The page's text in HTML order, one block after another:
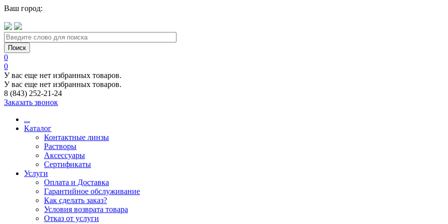
Ваш город:
0
0
У вас еще нет избранных товаров.
У вас еще нет избранных товаров.
8 (843) 252-21-24
Заказать звонок
...
Каталог
Контактные линзы
Растворы
Аксессуары
Сертификаты
Услуги
Оплата и Доставка
Гарантийное обслуживание
Как сделать заказ?
Условия возврата товара
Отказ от услуги